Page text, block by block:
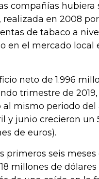
compañías hubiera
en 2008
de tabaco a
en el mercado local
neto de 1.996
trimestre de
al mismo periodo
y junio crecieron un
de euros).
primeros seis
millones de